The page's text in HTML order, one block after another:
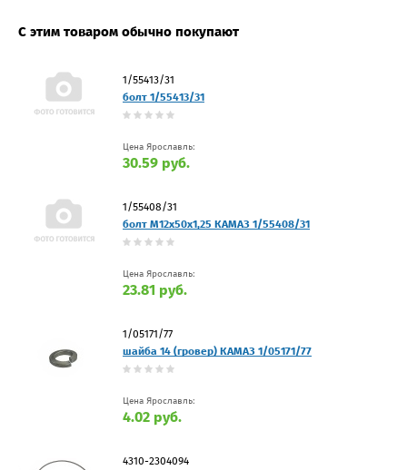
С этим товаром обычно покупают
1/55413/31
болт 1/55413/31
Цена Ярославль:
30.59 руб.
1/55408/31
болт М12х50х1,25 КАМАЗ 1/55408/31
Цена Ярославль:
23.81 руб.
1/05171/77
шайба 14 (гровер) КАМАЗ 1/05171/77
Цена Ярославль:
4.02 руб.
4310-2304094